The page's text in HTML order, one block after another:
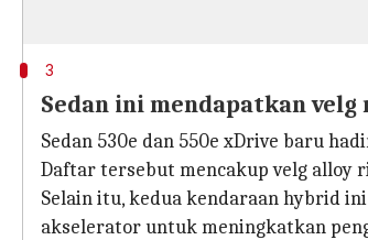
3
Sedan ini mendapatkan
Sedan 530e dan 550e xDrive baru
Daftar tersebut mencakup velg alloy
Selain itu, kedua kendaraan hybrid
akselerator untuk meningkatkan